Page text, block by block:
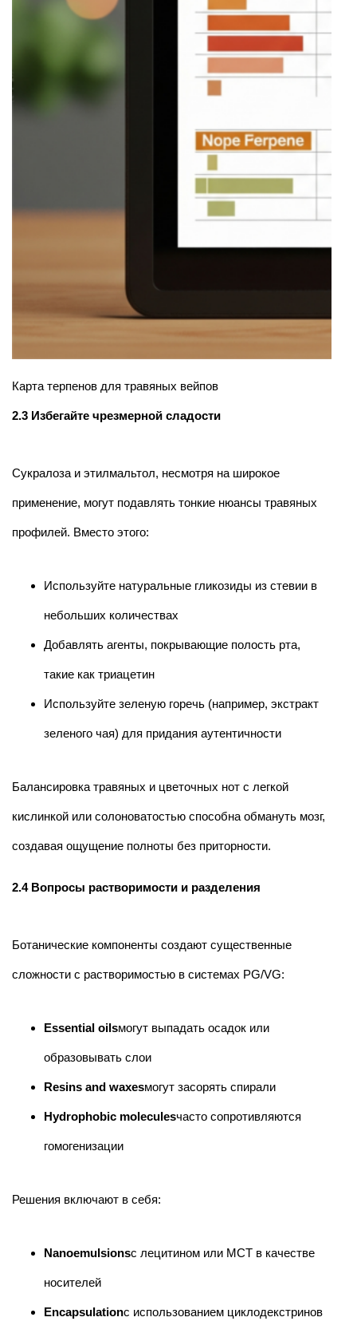
Карта терпенов для травяных вейпов
2.3 Избегайте чрезмерной сладости
Сукралоза и этилмальтол, несмотря на широкое
применение, могут подавлять тонкие нюансы травяных
профилей. Вместо этого:
Используйте натуральные гликозиды из стевии в
небольших количествах
Добавлять агенты, покрывающие полость рта,
такие как триацетин
Используйте зеленую горечь (например, экстракт
зеленого чая) для придания аутентичности
Балансировка травяных и цветочных нот с легкой
кислинкой или солоноватостью способна обмануть мозг,
создавая ощущение полноты без приторности.
2.4 Вопросы растворимости и разделения
Ботанические компоненты создают существенные
сложности с растворимостью в системах PG/VG:
Essential oilsмогут выпадать осадок или
образовывать слои
Resins and waxesмогут засорять спирали
Hydrophobic moleculesчасто сопротивляются
гомогенизации
Решения включают в себя:
Nanoemulsionsс лецитином или МСТ в качестве
носителей
Encapsulationс использованием циклодекстринов